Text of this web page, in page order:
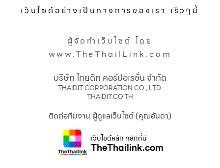
เว็บไซต์อย่างเป็นทางการของเรา เร็วๆนี้
ผู้จัดทำเว็บไซต์ โดย
www.TheThailLink.com
บริษัท ไทยดิท คอร์ปอเรชั่น จำกัด
THAIDIT CORPORATION CO., LTD.
THAIDIT.CO.TH
ติดต่อทีมงาน ผู้ดูแลเว็บไซต์ (คุณอันดา)
เว็บไซต์หลัก คลิกที่นี่
TheThailink.com